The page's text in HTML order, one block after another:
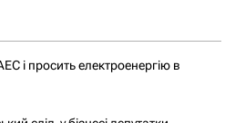
і просить електроенергію в